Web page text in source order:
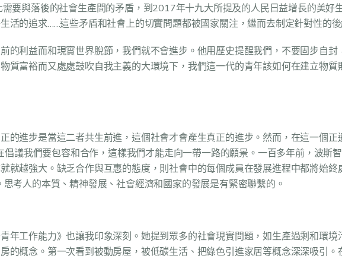
要與落後的社會生產間的矛盾，到2017年十九大所提及的人民日益增長的美好
活的追求……這些矛盾和社會上的切實問題都被國家關注，繼而去制定針對性的
的利益而和現實世界脫節，我們就不會進步。他用歷史提醒我們，不要固步自
質富裕而又處處鼓吹自我主義的大環境下，我們這一代的青年該如何在建立物
的進步是當這二者共生前進，這個社會才會產生真正的進步。然而，在這一個
倡議我們要包容和合作，這樣我們才能走向一帶一路的願景。一百多年前，波斯
就越強大。缺乏合作與互惠的態度，則社會中的每個成員在發展進程中都將始
考人的本質、精神發展、社會經濟和國家的發展是有緊密聯繫的。
工作能力》也讓我印象深刻。她提到眾多的社會現實問題，如生產過剩和環
的概念。第一次看到被動房屋，被低碳生活、把綠色引進家居等概念深深吸引